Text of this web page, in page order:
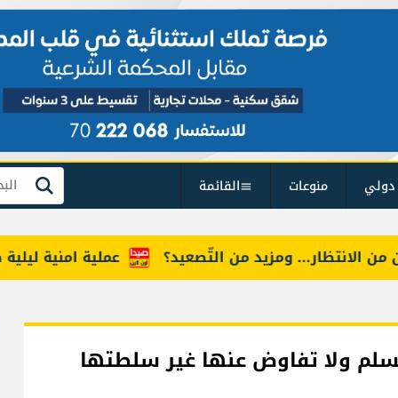
منوعات القائمة بحث
عملية امنية ليلية ومزيد من التّصعيد؟
ولا تفاوض عنها غير سلطتها